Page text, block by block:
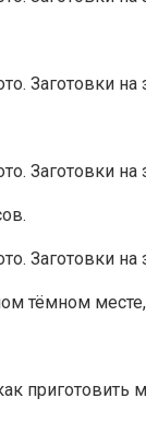
тёмном